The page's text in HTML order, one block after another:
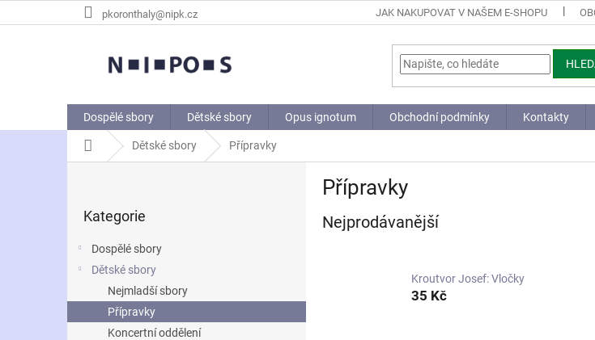
na
pkoronthaly@nipk.cz JAK NAKUPOVAT V NAŠEM E-SHOPU
Dospělé sbory Dětské sbory Opus ignotum Obchodní podmínky Kontakty
Domů Dětské sbory Přípravky
kategorie
Kategorie
Dospělé sbory
Dětské sbory
Nejmladší sbory
Přípravky
Koncertní oddělení
Přípravky
Nejprodávanější
Kroutvor Josef: Vločky
35 Kč